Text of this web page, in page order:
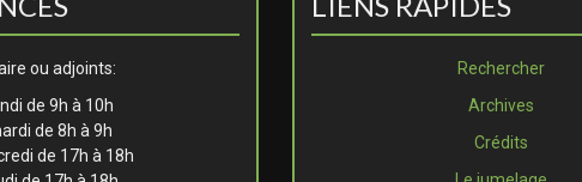
ou adjoints:
de 9h à 10h
de 8h à 9h
de 17h à 18h
Rechercher
Archives
Crédits